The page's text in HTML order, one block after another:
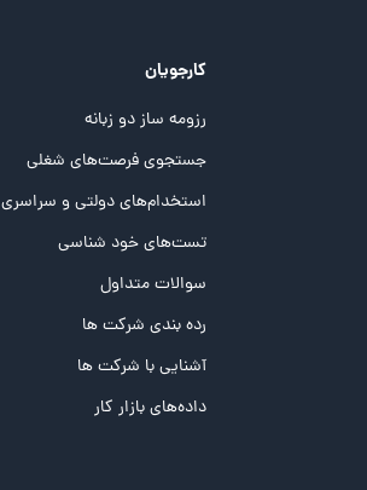
کارجویان
رزومه ساز دو زبانه
جستجوی فرصت‌های شغلی
استخدام‌های دولتی و سراسری
تست‌های خود شناسی
تست MBTI
تست تیپ سنجی شغلی Holland
تست NEO
تست هوش های چندگانه
سوالات متداول
رده بندی شرکت ها
آشنایی با شرکت ها
داده‌های بازار کار